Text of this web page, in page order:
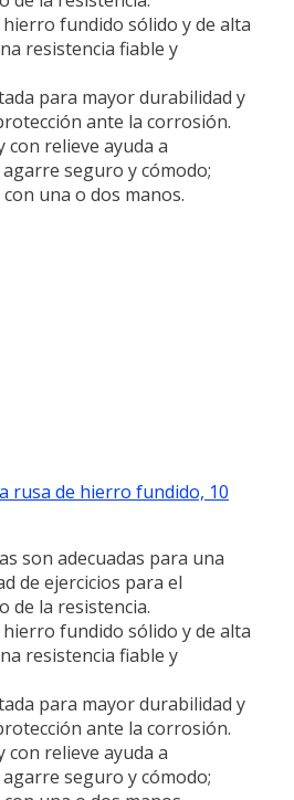
hierro fundido sólido y de alta
resistencia fiable y
para mayor durabilidad y
ante la corrosión.
con relieve ayuda a
seguro y cómodo;
una o dos manos.
rusa de hierro fundido, 10
son adecuadas para una
de ejercicios para el
de la resistencia.
hierro fundido sólido y de alta
resistencia fiable y
para mayor durabilidad y
ante la corrosión.
con relieve ayuda a
seguro y cómodo;